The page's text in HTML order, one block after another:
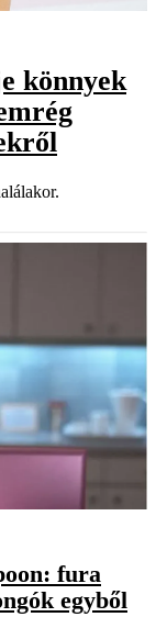
könnyek
fura
egyből